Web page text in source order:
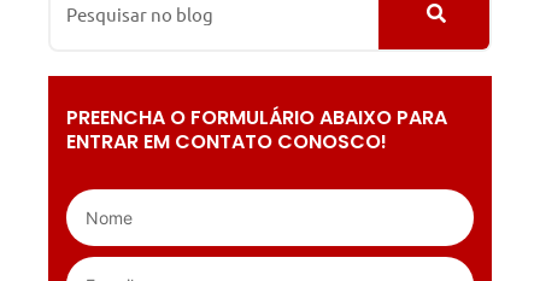
PREENCHA O FORMULÁRIO ABAIXO PARA
ENTRAR EM CONTATO CONOSCO!